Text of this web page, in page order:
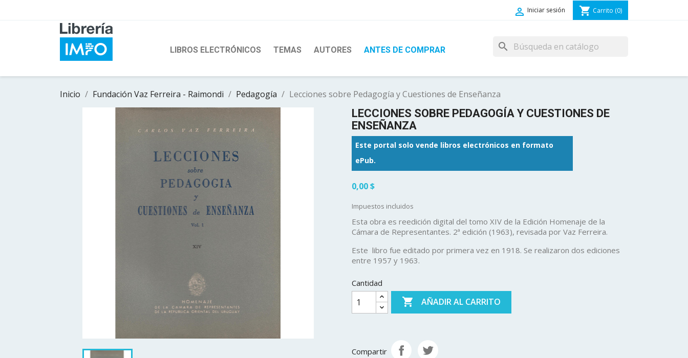
 Iniciar sesión shopping_cart Carrito (0)
LIBROS ELECTRÓNICOS TEMAS AUTORES ANTES DE COMPRAR search
Inicio Fundación Vaz Ferreira - Raimondi Pedagogía Lecciones sobre Pedagogía y Cuestiones de Enseñanza
LECCIONES SOBRE PEDAGOGÍA Y CUESTIONES DE
ENSEÑANZA
Este portal solo vende libros electrónicos en formato
ePub.
0,00 $
Impuestos incluidos
Esta obra es reedición digital del tomo XIV de la Edición Homenaje de la
Cámara de Representantes. 2ª edición (1963), revisada por Vaz Ferreira.
Este libro fue editado por primera vez en 1918. Se realizaron dos ediciones
entre 1957 y 1963.
Cantidad
 AÑADIR AL CARRITO
Compartir